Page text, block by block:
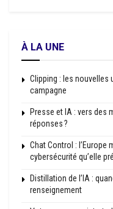
À LA UNE
Clipping : les nouvelles
campagne
Presse et IA : vers des
réponses ?
Chat Control : l’Europe
cybersécurité qu’elle
Distillation de l’IA :
renseignement